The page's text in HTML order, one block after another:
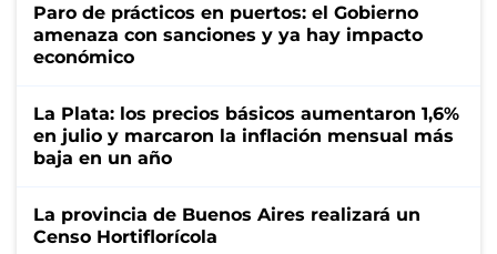
Paro de prácticos en puertos: el Gobierno
amenaza con sanciones y ya hay impacto
económico
La Plata: los precios básicos aumentaron 1,6%
en julio y marcaron la inflación mensual más
baja en un año
La provincia de Buenos Aires realizará un
Censo Hortiflorícola